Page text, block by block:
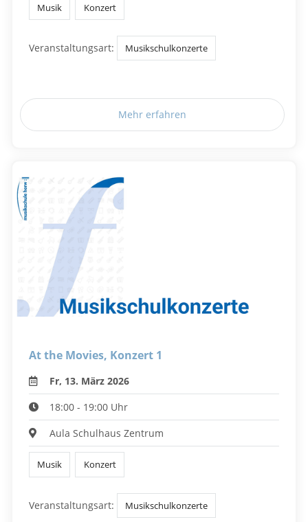
Musik Konzert
Veranstaltungsart: Musikschulkonzerte
Mehr erfahren
At the Movies, Konzert 1
Fr, 13. März 2026
18:00 - 19:00 Uhr
Aula Schulhaus Zentrum
Musik Konzert
Veranstaltungsart: Musikschulkonzerte